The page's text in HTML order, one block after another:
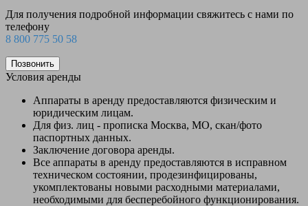
Для получения подробной информации свяжитесь с нами по
телефону
8 800 775 50 58
Позвонить
Условия аренды
Аппараты в аренду предоставляются физическим и
юридическим лицам.
Для физ. лиц - прописка Москва, МО, скан/фото
паспортных данных.
Заключение договора аренды.
Все аппараты в аренду предоставляются в исправном
техническом состоянии, продезинфицированы,
укомплектованы новыми расходными материалами,
необходимыми для бесперебойного функционирования.